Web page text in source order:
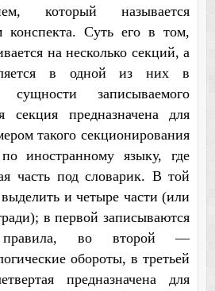
который называется
конспекта. Суть его в том,
на несколько секций, а
в одной из них в
записываемого
секция предназначена для
такого секционирования
по иностранному языку, где
часть под словарик. В той
и четыре части (или
в первой записываются
правила, во второй —
обороты, в третьей
предназначена для